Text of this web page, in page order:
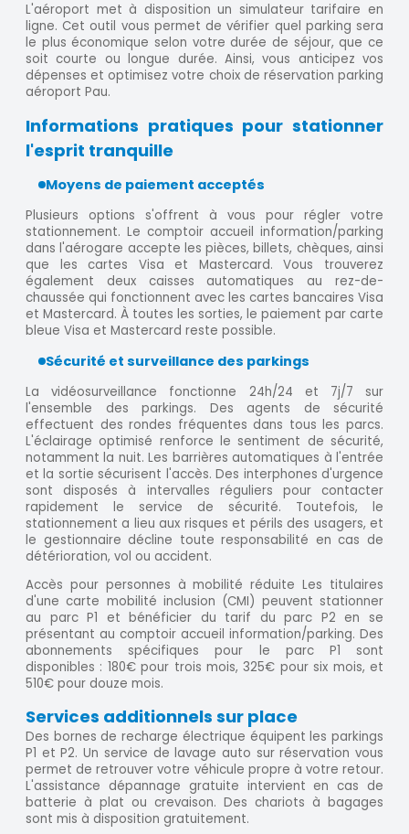
L'aéroport met à disposition un simulateur tarifaire en
ligne. Cet outil vous permet de vérifier quel parking sera
le plus économique selon votre durée de séjour, que ce
soit courte ou longue durée. Ainsi, vous anticipez vos
dépenses et optimisez votre choix de réservation parking
aéroport Pau.
Informations pratiques pour stationner
l'esprit tranquille
Moyens de paiement acceptés
Plusieurs options s'offrent à vous pour régler votre
stationnement. Le comptoir accueil information/parking
dans l'aérogare accepte les pièces, billets, chèques, ainsi
que les cartes Visa et Mastercard. Vous trouverez
également deux caisses automatiques au rez-de-
chaussée qui fonctionnent avec les cartes bancaires Visa
et Mastercard. À toutes les sorties, le paiement par carte
bleue Visa et Mastercard reste possible.
Sécurité et surveillance des parkings
La vidéosurveillance fonctionne 24h/24 et 7j/7 sur
l'ensemble des parkings. Des agents de sécurité
effectuent des rondes fréquentes dans tous les parcs.
L'éclairage optimisé renforce le sentiment de sécurité,
notamment la nuit. Les barrières automatiques à l'entrée
et la sortie sécurisent l'accès. Des interphones d'urgence
sont disposés à intervalles réguliers pour contacter
rapidement le service de sécurité. Toutefois, le
stationnement a lieu aux risques et périls des usagers, et
le gestionnaire décline toute responsabilité en cas de
détérioration, vol ou accident.
Accès pour personnes à mobilité réduite Les titulaires
d'une carte mobilité inclusion (CMI) peuvent stationner
au parc P1 et bénéficier du tarif du parc P2 en se
présentant au comptoir accueil information/parking. Des
abonnements spécifiques pour le parc P1 sont
disponibles : 180€ pour trois mois, 325€ pour six mois, et
510€ pour douze mois.
Services additionnels sur place
Des bornes de recharge électrique équipent les parkings
P1 et P2. Un service de lavage auto sur réservation vous
permet de retrouver votre véhicule propre à votre retour.
L'assistance dépannage gratuite intervient en cas de
batterie à plat ou crevaison. Des chariots à bagages
sont mis à disposition gratuitement.